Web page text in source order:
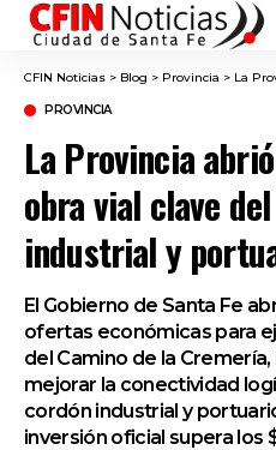
CFIN Noticias > Blog > Provincia > La
PROVINCIA
La Provincia
obra vial clave
industrial y
El Gobierno de Santa Fe
ofertas económicas para
del Camino de la
mejorar la conectividad
cordón industrial y
inversión oficial supera los